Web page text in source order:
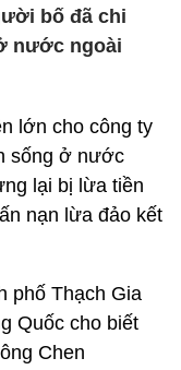
bố đã chi
nước ngoài
lớn cho công ty
sống ở nước
lại bị lừa tiền
nạn lừa đảo kết
phố Thạch Gia
Quốc cho biết
Chen